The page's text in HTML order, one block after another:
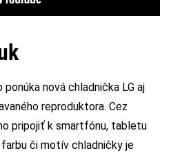
nová chladnička LG aj
reproduktora. Cez
pripojiť k smartfónu, tabletu
či motív chladničky je